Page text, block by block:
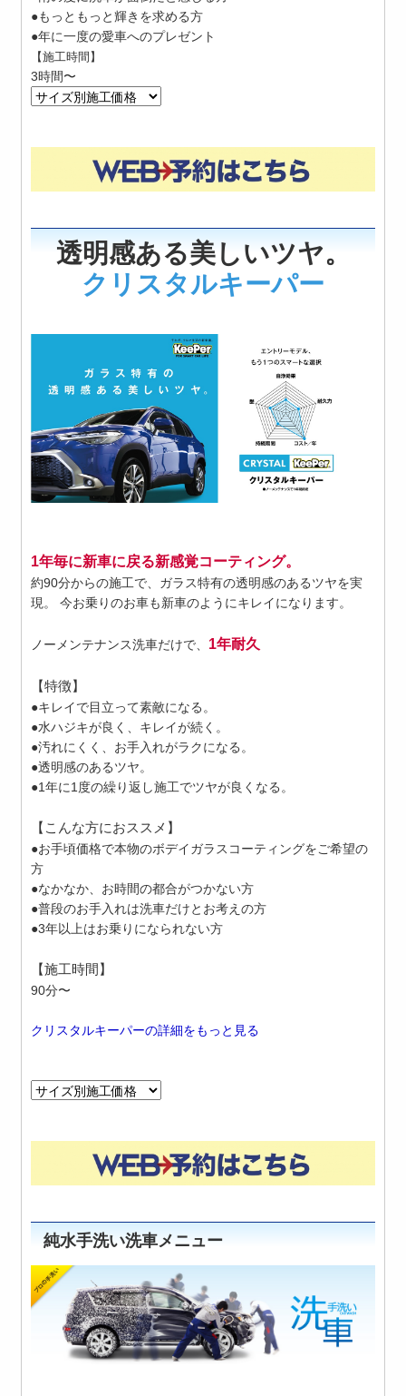
●もっともっと輝きを求める方
●年に一度の愛車へのプレゼント
【施工時間】
3時間〜
透明感ある美しいツヤ。
クリスタルキーパー
1年毎に新車に戻る新感覚コーティング。
約90分からの施工で、ガラス特有の透明感のあるツヤを実
現。 今お乗りのお車も新車のようにキレイになります。
ノーメンテナンス洗車だけで、 1年耐久
【特徴】
●キレイで目立って素敵になる。
●水ハジキが良く、キレイが続く。
●汚れにくく、お手入れがラクになる。
●透明感のあるツヤ。
●1年に1度の繰り返し施工でツヤが良くなる。
【こんな方におススメ】
●お手頃価格で本物のボデイガラスコーティングをご希望の
方
●なかなか、お時間の都合がつかない方
●普段のお手入れは洗車だけとお考えの方
●3年以上はお乗りになられない方
【施工時間】
90分〜
クリスタルキーパーの詳細をもっと見る
純水手洗い洗車メニュー